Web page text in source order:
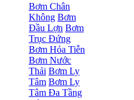
Bơm Chân
Không Bơm
Đầu Lợn Bơm
Trục Đứng
Bơm Hỏa Tiễn
Bơm Nước
Thải Bơm Ly
Tâm Bơm Ly
Tâm Đa Tầng